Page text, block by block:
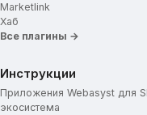
Marketlink
Хаб
Все плагины →
Инструкции
Приложения Webasyst для
экосистема